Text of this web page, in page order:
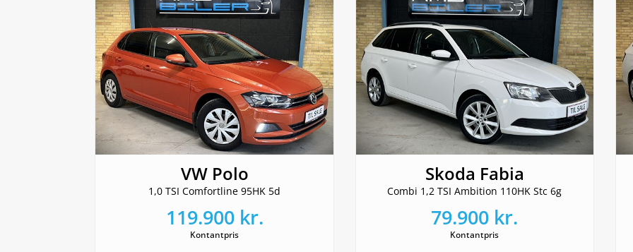
VW Polo
1,0 TSI Comfortline 95HK 5d
119.900 kr.
Kontantpris
Skoda Fabia
Combi 1,2 TSI Ambition 110HK Stc 6g
79.900 kr.
Kontantpris